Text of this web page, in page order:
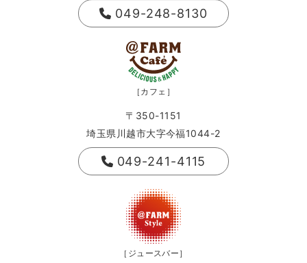
049-248-8130
［カフェ］
〒350-1151
埼玉県川越市大字今福1044-2
049-241-4115
［ジュースバー］